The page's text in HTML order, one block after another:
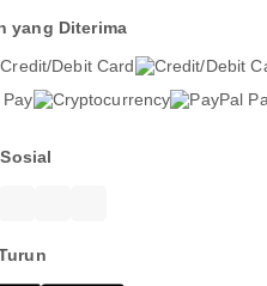
yang Diterima